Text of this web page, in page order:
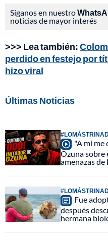
Síganos en nuestro
noticias de mayor interés
>>> Lea también:
perdido en festejo por
hizo viral
Últimas Noticias
"A mí me
Ozuna sobre
amenazas de
Fue
después
hermana